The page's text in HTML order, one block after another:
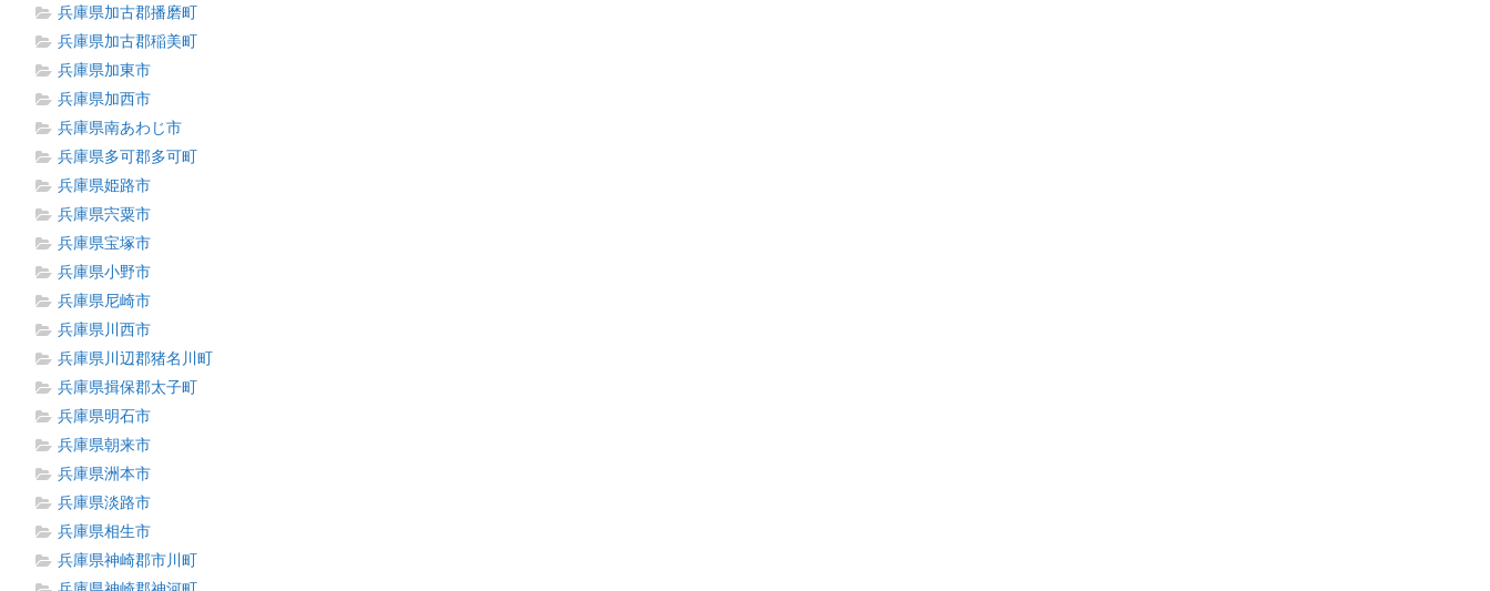
兵庫県加古郡播磨町
兵庫県加古郡稲美町
兵庫県加東市
兵庫県加西市
兵庫県南あわじ市
兵庫県多可郡多可町
兵庫県姫路市
兵庫県宍粟市
兵庫県宝塚市
兵庫県小野市
兵庫県尼崎市
兵庫県川西市
兵庫県川辺郡猪名川町
兵庫県揖保郡太子町
兵庫県明石市
兵庫県朝来市
兵庫県洲本市
兵庫県淡路市
兵庫県相生市
兵庫県神崎郡市川町